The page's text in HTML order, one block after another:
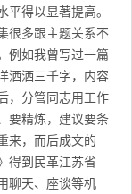
得以显著提高。
很多跟主题关系不
例如我曾写过一篇
洒洒三千字，内容
，分管同志用工作
要精炼，建议要条
来，而后成文的
得到民革江苏省
聊天、座谈等机